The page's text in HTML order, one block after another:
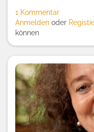
1 Kommentar
Anmelden oder
können